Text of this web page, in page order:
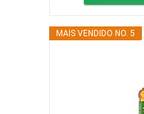
MAIS VENDIDO NO. 5